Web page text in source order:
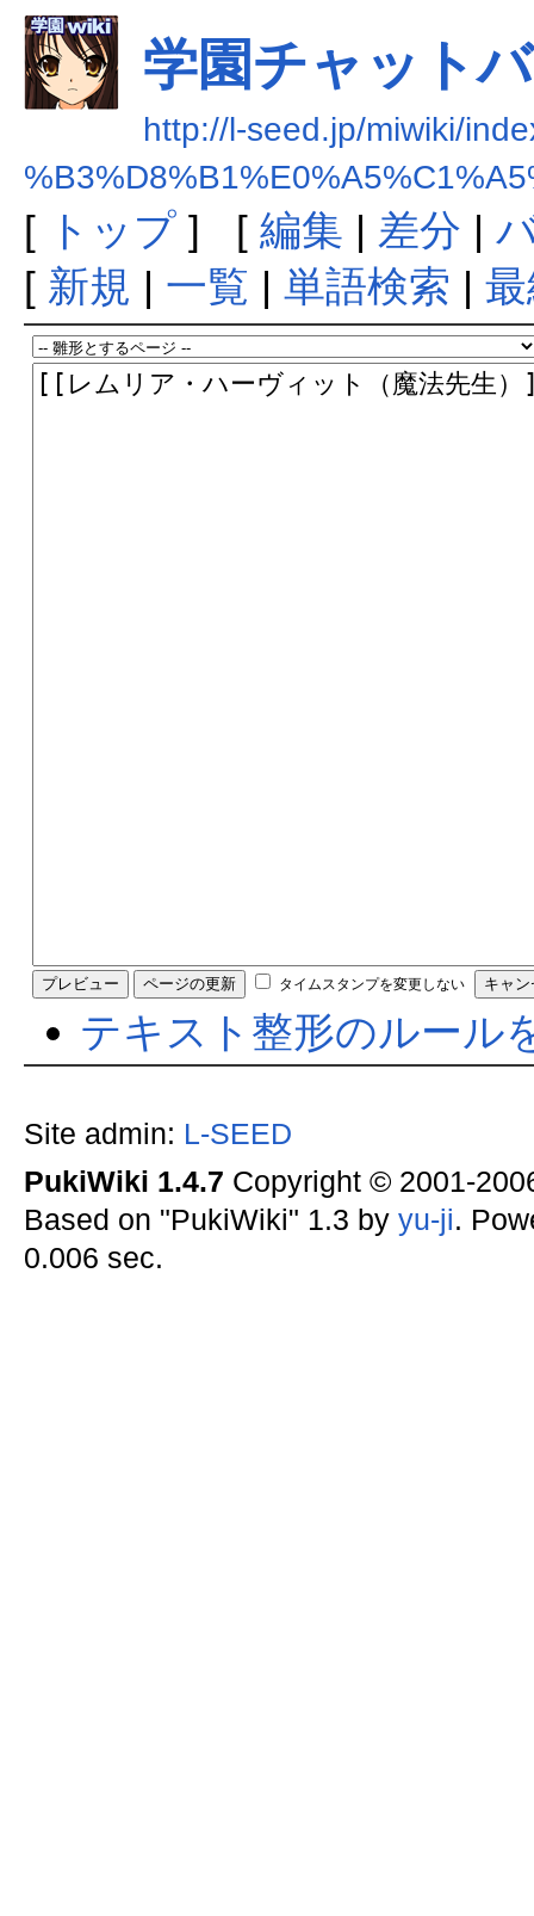
学園チャット
http://l-seed.jp/miwiki/
[ トップ] [ 編集 | 差分 |
[ 新規 | 一覧 | 単語検索 |
タイムスタンプを変更しない
テキスト整形のルール
Site admin: L-SEED
PukiWiki 1.4.7 Copyright © 2001-
Based on "PukiWiki" 1.3 by yu-ji.
0.006 sec.